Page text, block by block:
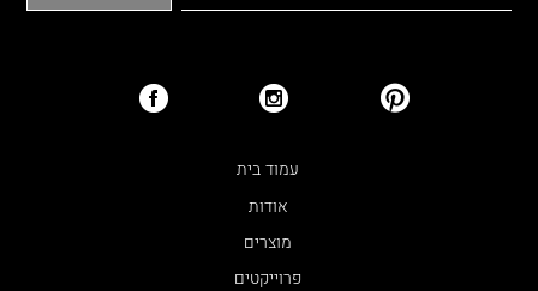
עמוד בית
אודות
מוצרים
פרוייקטים